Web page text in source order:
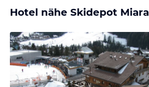
Hotel nähe Skidepot Miara